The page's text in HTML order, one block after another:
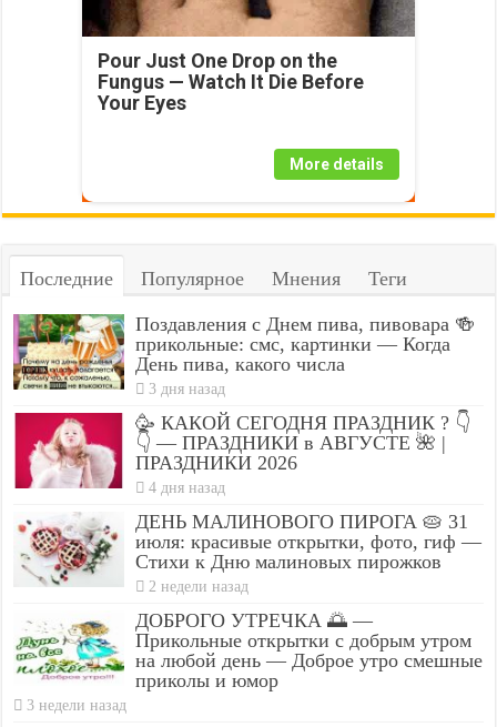
Pour Just One Drop on the
Fungus — Watch It Die Before
Your Eyes
More details
Последние Популярное Мнения Теги
Поздавления с Днем пива, пивовара 🍻
прикольные: смс, картинки — Когда
День пива, какого числа
3 дня назад
🥳 КАКОЙ СЕГОДНЯ ПРАЗДНИК ? 👇
👇 — ПРАЗДНИКИ в АВГУСТЕ 🌺 |
ПРАЗДНИКИ 2026
4 дня назад
ДЕНЬ МАЛИНОВОГО ПИРОГА 🥧 31
июля: красивые открытки, фото, гиф —
Стихи к Дню малиновых пирожков
2 недели назад
ДОБРОГО УТРЕЧКА 🌅 —
Прикольные открытки с добрым утром
на любой день — Доброе утро смешные
приколы и юмор
3 недели назад